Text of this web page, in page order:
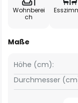
Wohnberei
ch
Maße
Höhe (cm):
Durchmesser